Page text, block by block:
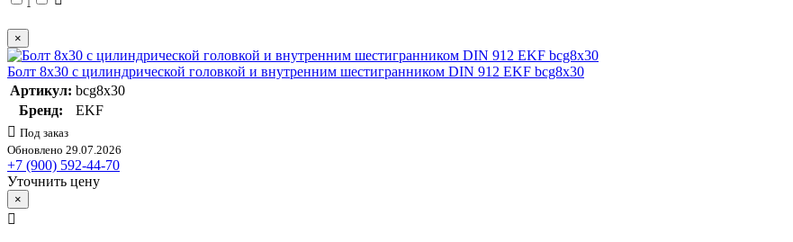
×
Болт 8х30 с цилиндрической головкой и внутренним шестигранником DIN 912 EKF bcg8x30
Артикул: bcg8x30
Бренд:
EKF
Под заказ
Обновлено 29.07.2026
+7 (900) 592-44-70
Уточнить цену
×